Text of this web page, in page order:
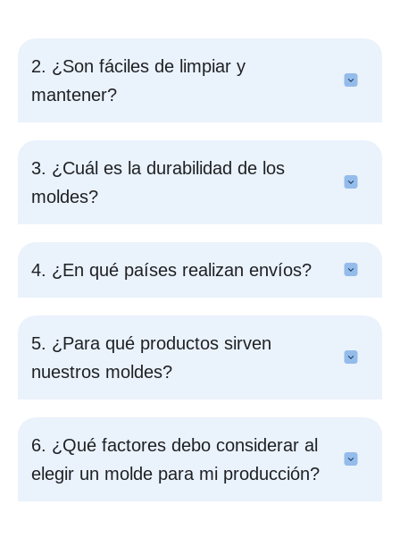
2. ¿Son fáciles de limpiar y
mantener?
3. ¿Cuál es la durabilidad de los
moldes?
4. ¿En qué países realizan envíos?
5. ¿Para qué productos sirven
nuestros moldes?
6. ¿Qué factores debo considerar al
elegir un molde para mi producción?